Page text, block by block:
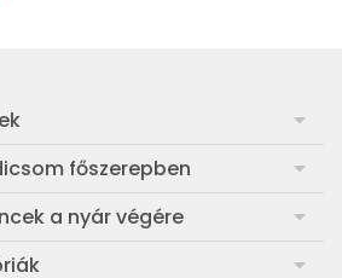
főszerepben
eltevése télre
a nyár végére